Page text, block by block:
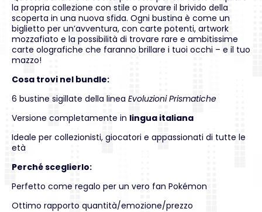
la propria collezione con stile o provare il brivido della
scoperta in una nuova sfida. Ogni bustina è come un
biglietto per un’avventura, con carte potenti, artwork
mozzafiato e la possibilità di trovare rare e ambitissime
carte olografiche che faranno brillare i tuoi occhi – e il tuo
mazzo!
Cosa trovi nel bundle:
6 bustine sigillate della linea Evoluzioni Prismatiche
Versione completamente in lingua italiana
Ideale per collezionisti, giocatori e appassionati di tutte le
età
Perché sceglierlo:
Perfetto come regalo per un vero fan Pokémon
Ottimo rapporto quantità/emozione/prezzo